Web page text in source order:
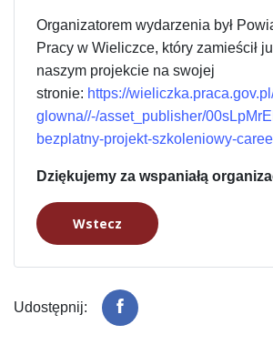
Organizatorem wydarzenia był
Pracy w Wieliczce, który zamieścił
naszym projekcie na swojej
stronie: https://
glowna//-/asset_publisher/
bezplatny-projekt-szkoleniowy-
Dziękujemy za wspaniałą
Wstecz
Udostępnij: